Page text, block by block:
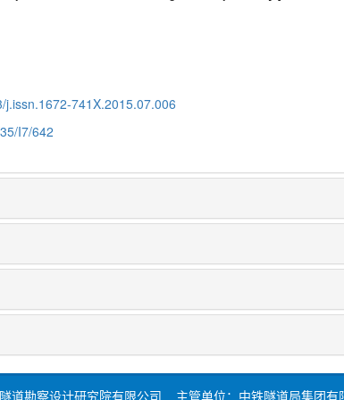
j.issn.1672-741X.2015.07.006
I7/642
道勘察设计研究院有限公司 主管单位：中铁隧道局集团有